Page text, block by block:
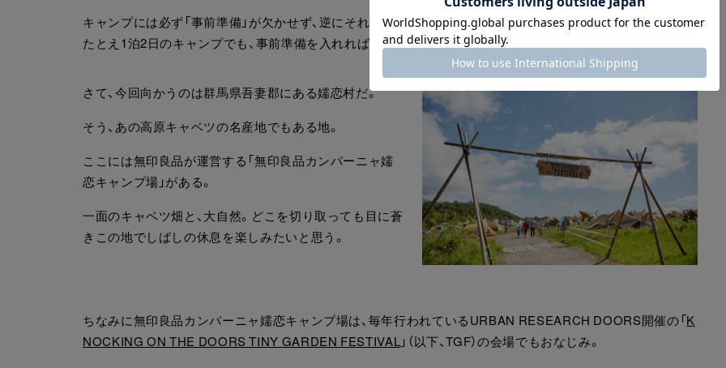
キャンプには必ず「事前準備」が欠かせず、逆にそれが「本番前のワクワク」につながる。
たとえ1泊2日のキャンプでも、事前準備を入れればその分もプラスして夏休み気分を味わえるってこと！
さて、今回向かうのは群馬県吾妻郡にある嬬恋村だ。
そう、あの高原キャベツの名産地でもある地。
ここには無印良品が運営する「無印良品カンパーニャ嬬
恋キャンプ場」がある。
一面のキャベツ畑と、大自然。どこを切り取っても目に蒼
きこの地でしばしの休息を楽しみたいと思う。
ちなみに無印良品カンパーニャ嬬恋キャンプ場は、毎年行われているURBAN RESEARCH DOORS開催の「K
NOCKING ON THE DOORS TINY GARDEN FESTIVAL」（以下、TGF）の会場でもおなじみ。